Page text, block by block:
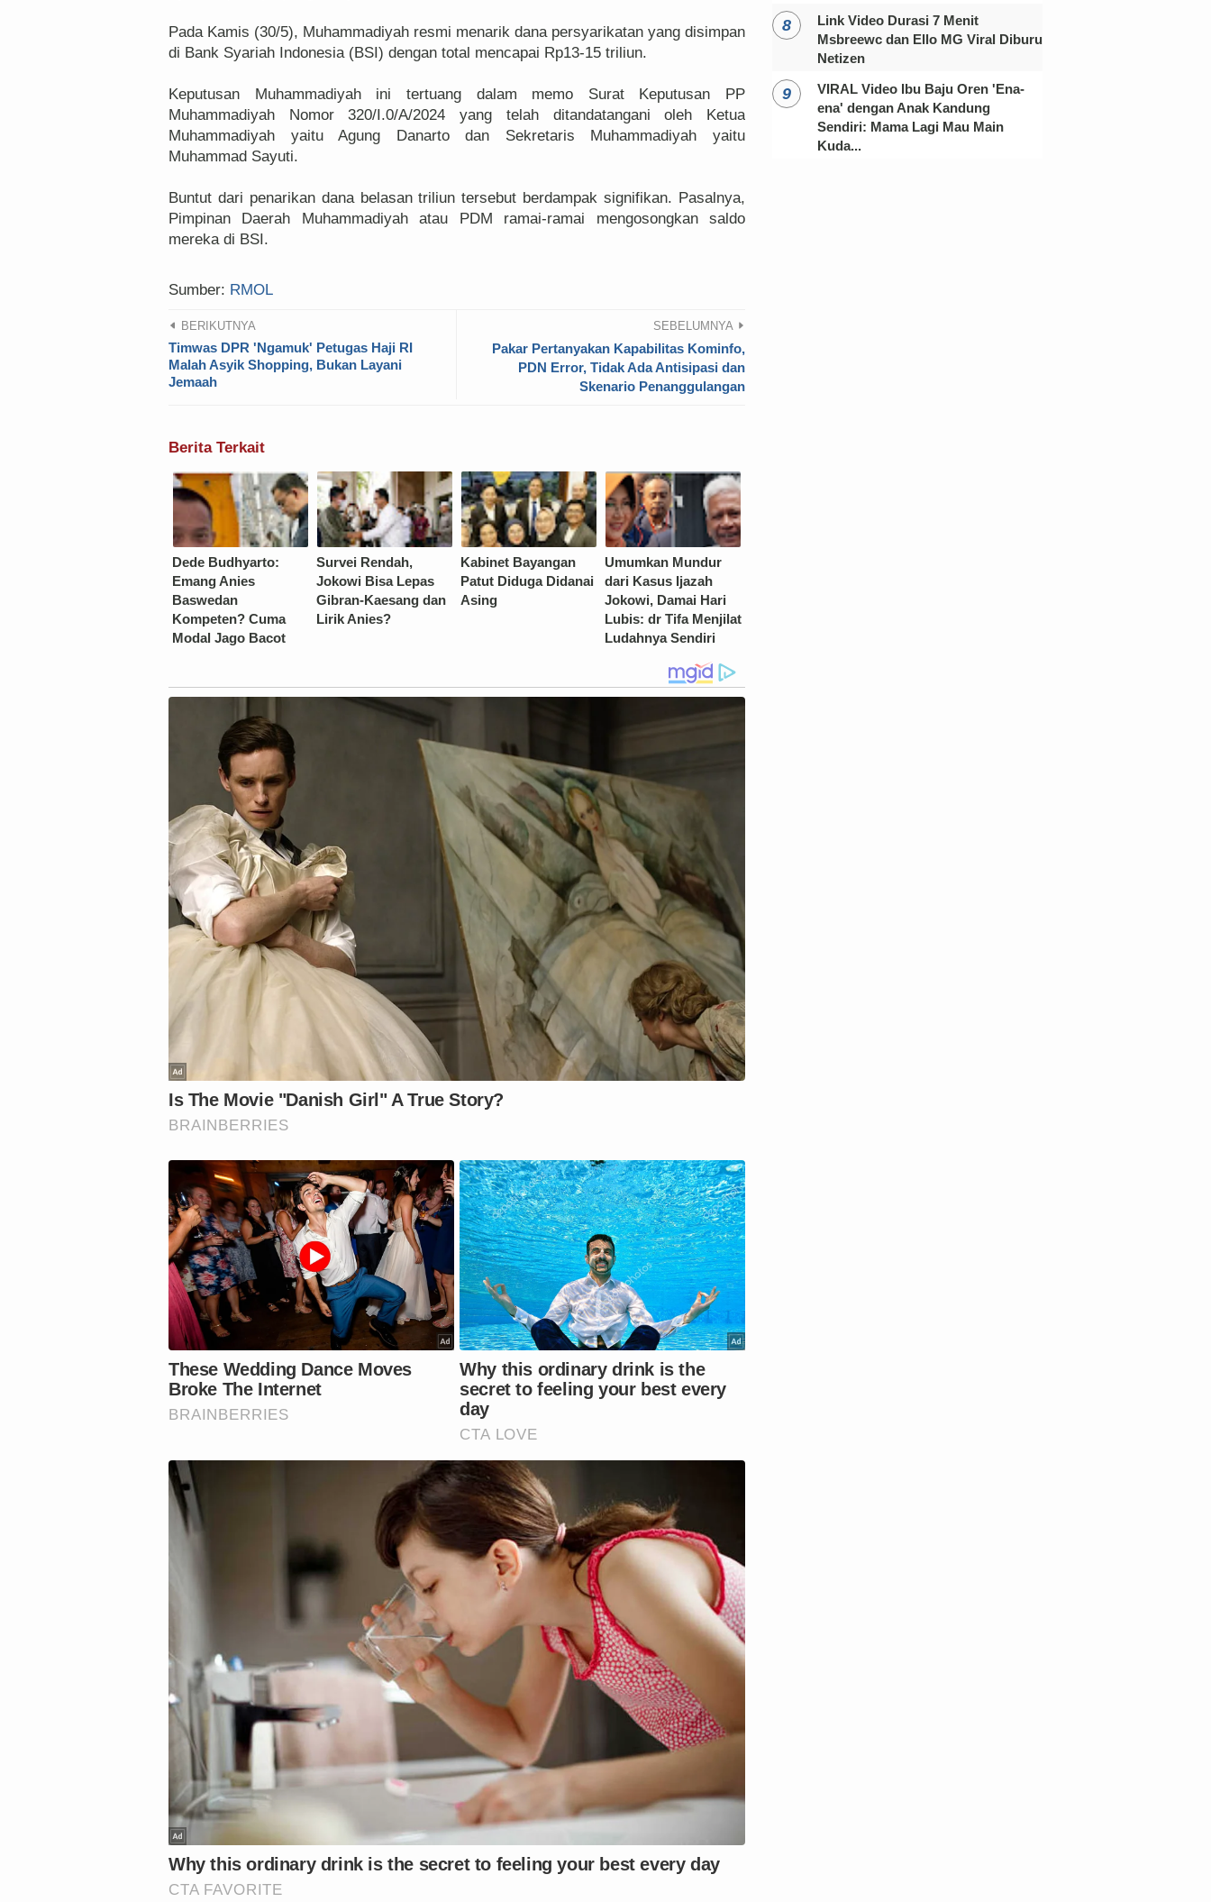
Pada Kamis (30/5), Muhammadiyah resmi menarik dana persyarikatan yang disimpan
di Bank Syariah Indonesia (BSI) dengan total mencapai Rp13-15 triliun.
Keputusan Muhammadiyah ini tertuang dalam memo Surat Keputusan PP
Muhammadiyah Nomor 320/I.0/A/2024 yang telah ditandatangani oleh Ketua
Muhammadiyah yaitu Agung Danarto dan Sekretaris Muhammadiyah yaitu
Muhammad Sayuti.
Buntut dari penarikan dana belasan triliun tersebut berdampak signifikan. Pasalnya,
Pimpinan Daerah Muhammadiyah atau PDM ramai-ramai mengosongkan saldo
mereka di BSI.
Sumber: RMOL
BERIKUTNYA
Timwas DPR 'Ngamuk' Petugas Haji RI
Malah Asyik Shopping, Bukan Layani
Jemaah
SEBELUMNYA
Pakar Pertanyakan Kapabilitas Kominfo,
PDN Error, Tidak Ada Antisipasi dan
Skenario Penanggulangan
Berita Terkait
Dede Budhyarto:
Emang Anies
Baswedan
Kompeten? Cuma
Modal Jago Bacot
Survei Rendah,
Jokowi Bisa Lepas
Gibran-Kaesang dan
Lirik Anies?
Kabinet Bayangan
Patut Diduga Didanai
Asing
Umumkan Mundur
dari Kasus Ijazah
Jokowi, Damai Hari
Lubis: dr Tifa Menjilat
Ludahnya Sendiri
Link Video Durasi 7 Menit
Msbreewc dan Ello MG Viral Diburu
Netizen
VIRAL Video Ibu Baju Oren 'Ena-
ena' dengan Anak Kandung
Sendiri: Mama Lagi Mau Main
Kuda...